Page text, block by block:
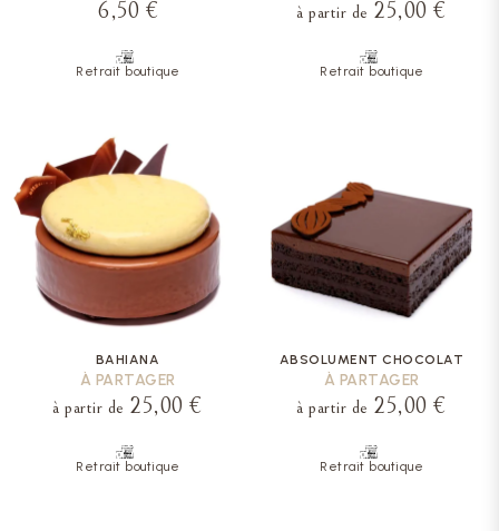
6,50 €
Retrait boutique
à partir de 25,00 €
Retrait boutique
BAHIANA
À PARTAGER
à partir de 25,00 €
Retrait boutique
ABSOLUMENT CHOCOLAT
À PARTAGER
à partir de 25,00 €
Retrait boutique